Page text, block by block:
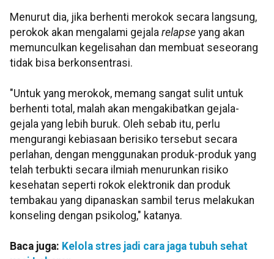
Menurut dia, jika berhenti merokok secara langsung,
perokok akan mengalami gejala relapse yang akan
memunculkan kegelisahan dan membuat seseorang
tidak bisa berkonsentrasi.
"Untuk yang merokok, memang sangat sulit untuk
berhenti total, malah akan mengakibatkan gejala-
gejala yang lebih buruk. Oleh sebab itu, perlu
mengurangi kebiasaan berisiko tersebut secara
perlahan, dengan menggunakan produk-produk yang
telah terbukti secara ilmiah menurunkan risiko
kesehatan seperti rokok elektronik dan produk
tembakau yang dipanaskan sambil terus melakukan
konseling dengan psikolog," katanya.
Baca juga: Kelola stres jadi cara jaga tubuh sehat